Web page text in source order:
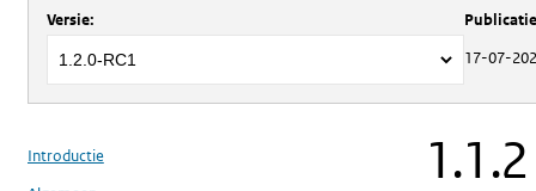
Over Uitwisselprofiel Zorgkantoren
Versie:
17-07-
Introductie